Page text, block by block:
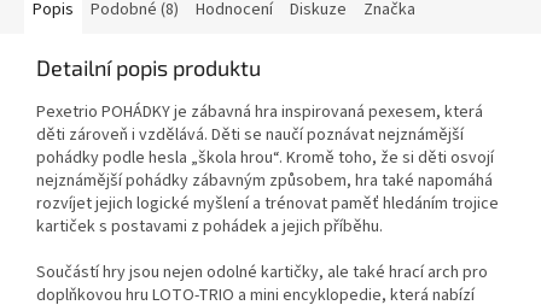
Popis Podobné (8) Hodnocení Diskuze Značka
Detailní popis produktu
Pexetrio POHÁDKY je zábavná hra inspirovaná pexesem, která
děti zároveň i vzdělává. Děti se naučí poznávat nejznámější
pohádky podle hesla „škola hrou“. Kromě toho, že si děti osvojí
nejznámější pohádky zábavným způsobem, hra také napomáhá
rozvíjet jejich logické myšlení a trénovat paměť hledáním trojice
kartiček s postavami z pohádek a jejich příběhu.
Součástí hry jsou nejen odolné kartičky, ale také hrací arch pro
doplňkovou hru LOTO-TRIO a mini encyklopedie, která nabízí